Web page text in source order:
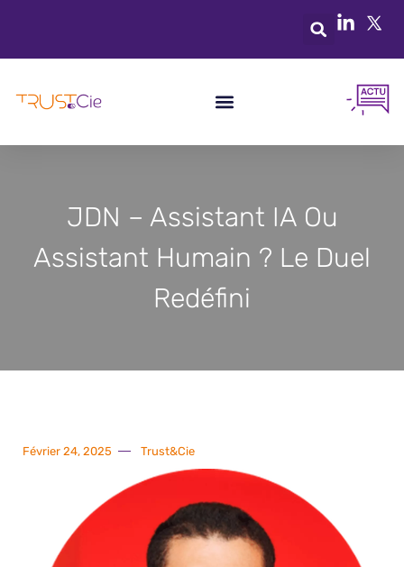
JDN – Assistant IA Ou
Assistant Humain ? Le Duel
Redéfini
Février 24, 2025 Trust&Cie